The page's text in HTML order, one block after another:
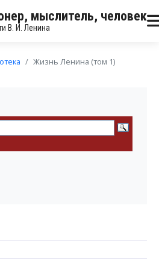
мыслитель, человек
В. И. Ленина
Жизнь Ленина (том 1)